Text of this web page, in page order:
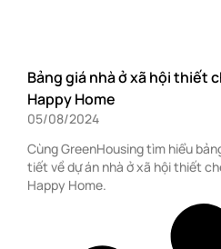
Bảng giá nhà ở xã hội thiết
Happy Home
05/08/2024
Cùng GreenHousing tìm hiểu
tiết về dự án nhà ở xã hội thiết
Happy Home.